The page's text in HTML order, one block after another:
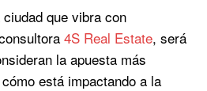
que vibra con
4S Real Estate, será
la apuesta más
está impactando a la